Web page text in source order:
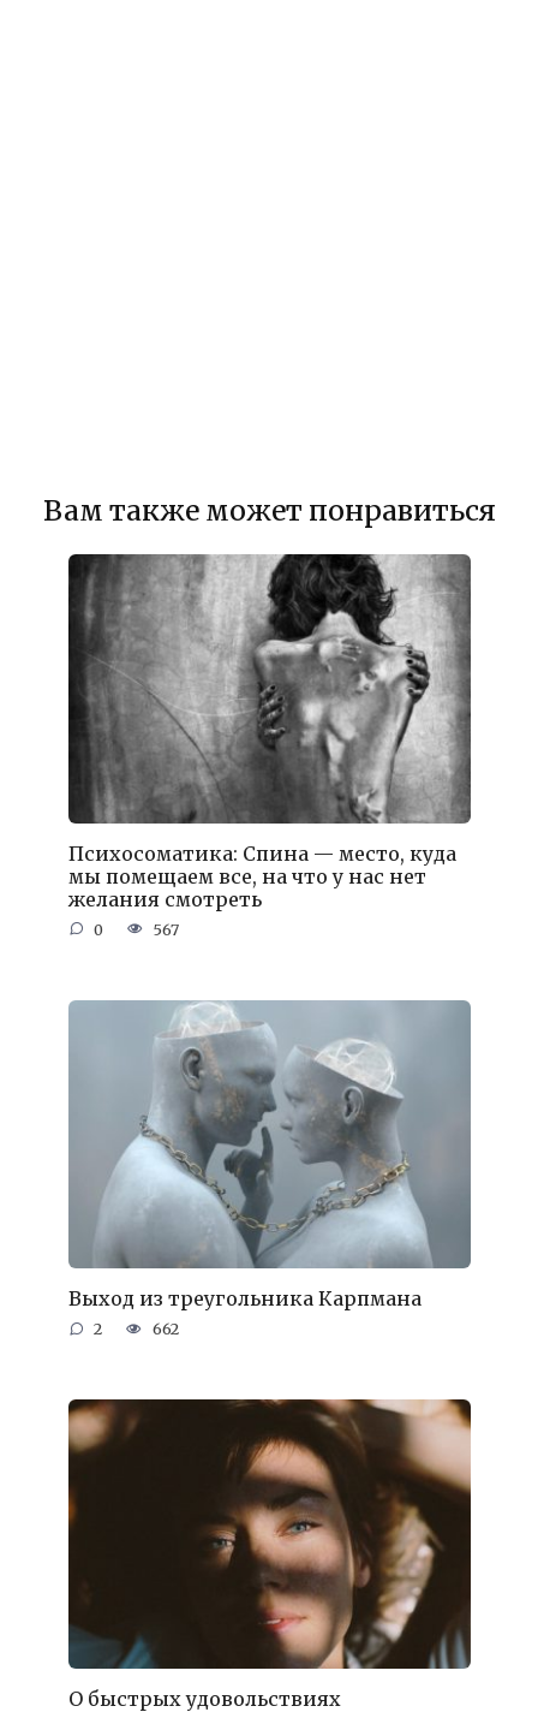
Вам также может понравиться
Психосоматика: Спина — место, куда
мы помещаем все, на что у нас нет
желания смотреть
0 567
Выход из треугольника Карпмана
2 662
О быстрых удовольствиях